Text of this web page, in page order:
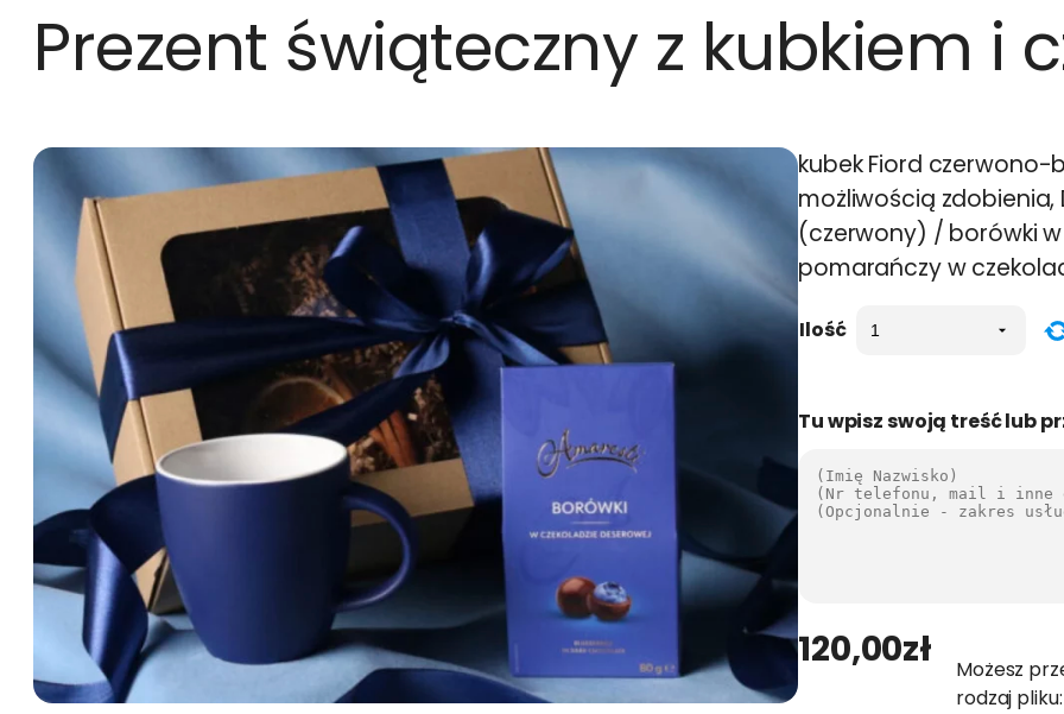
Prezent świąteczny z kubkiem i
kubek Fiord
możliwością zdobienia,
(czerwony) / borówki
pomarańczy w
Ilość
Tu wpisz swoją treść lub
120,00zł
Możesz
rodzaj